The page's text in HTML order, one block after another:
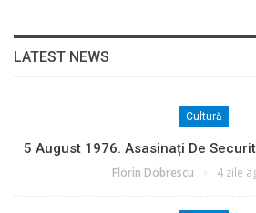
LATEST NEWS
Cultură
5 August 1976. Asasinați De
Florin Dobrescu 4 zile